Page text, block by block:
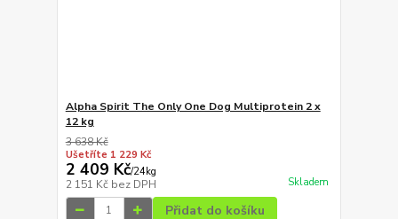
Alpha Spirit The Only One Dog Multiprotein 2 x
12 kg
3 638 Kč
Ušetříte 1 229 Kč
2 409 Kč/24kg
2 151 Kč bez DPH Skladem
Přidat do košíku